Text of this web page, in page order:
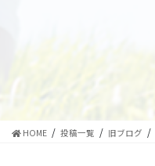
HOME 投稿一覧 旧ブログ